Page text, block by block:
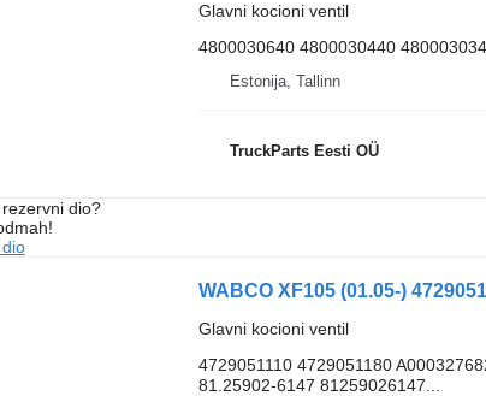
Glavni kocioni ventil
4800030640 4800030440
Estonija, Tallinn
TruckParts Eesti OÜ
dio?
Glavni kocioni ventil
4729051110 4729051180
81.25902-6147 81259026147...